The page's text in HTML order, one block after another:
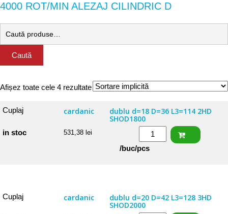
4000 ROT/MIN ALEZAJ CILINDRIC D
Caută
Afișez toate cele 4 rezultate
Cuplaj cardanic dublu d=18 D=36 L3=114 2HD
SHOD1800
in stoc 531,38 lei
Cuplaj
D=36
L3=114
/buc/pcs
Cuplaj cardanic dublu d=20 D=42 L3=128 3HD
SHOD2000